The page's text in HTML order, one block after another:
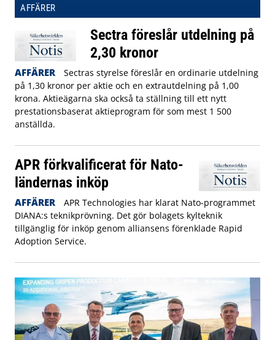
AFFÄRER
Sectra föreslår utdelning på
2,30 kronor
AFFÄRER
Sectras styrelse föreslår en ordinarie utdelning
på 1,30 kronor per aktie och en extrautdelning på 1,00
krona. Aktieägarna ska också ta ställning till ett nytt
prestationsbaserat aktieprogram för som mest 1 500
anställda.
APR förkvalificerat för Nato-
ländernas inköp
AFFÄRER
APR Technologies har klarat Nato-programmet
DIANA:s teknikprövning. Det gör bolagets kylteknik
tillgänglig för inköp genom alliansens förenklade Rapid
Adoption Service.